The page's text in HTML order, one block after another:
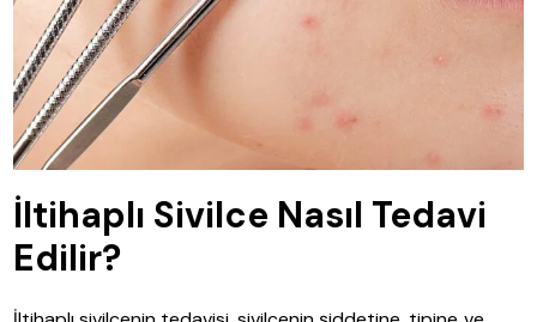
İltihaplı Sivilce Nasıl Tedavi
Edilir?